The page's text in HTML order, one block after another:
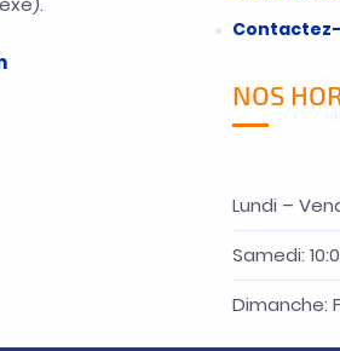
NOS
Lundi –
Samedi:
Dimanche: